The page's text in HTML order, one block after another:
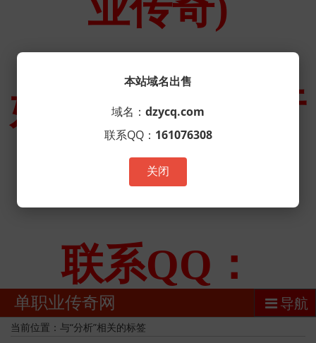
单职业传奇网 导航
当前位置：与“分析”相关的标签
本站域名出售
域名： dzycq.com
联系QQ： 161076308
关闭